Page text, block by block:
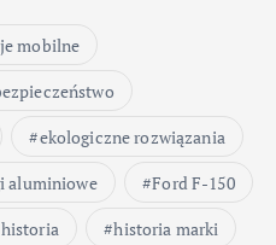
mobilne
ekologiczne rozwiązania
aluminiowe
Ford F-150
historia
historia marki